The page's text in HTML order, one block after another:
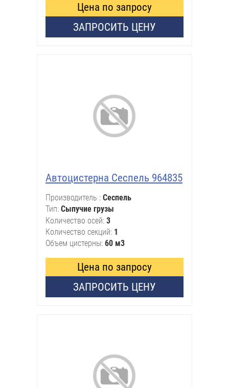
Цена по запросу
ЗАПРОСИТЬ ЦЕНУ
Автоцистерна Сеспель 964835
Производитель
Сеспель
Тип Сыпучие грузы
Количество осей 3
Количество секций 1
Объем цистерны 60 м3
Цена по запросу
ЗАПРОСИТЬ ЦЕНУ